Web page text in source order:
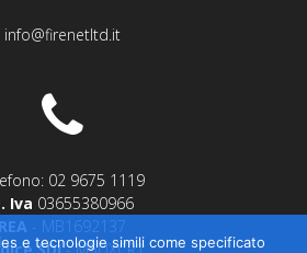
info@firenetltd.it
02 9675 1119
Iva 03655380966
REA - MB1692137
e tecnologie simili come specificato